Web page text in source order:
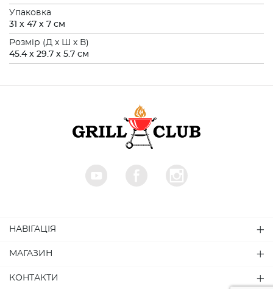
Упаковка
31 х 47 х 7 см
Розмiр (Д x Ш x В)
45.4 x 29.7 x 5.7 см
НАВІГАЦІЯ
МАГАЗИН
КОНТАКТИ